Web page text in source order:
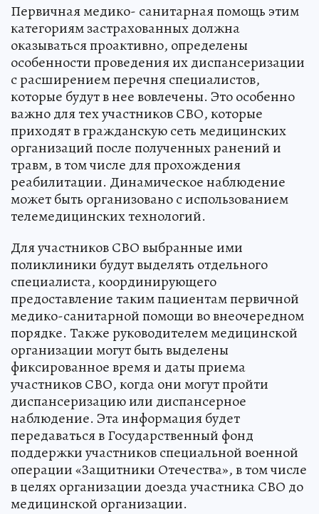
Первичная медико- санитарная помощь этим
категориям застрахованных должна
оказываться проактивно, определены
особенности проведения их диспансеризации
с расширением перечня специалистов,
которые будут в нее вовлечены. Это особенно
важно для тех участников СВО, которые
приходят в гражданскую сеть медицинских
организаций после полученных ранений и
травм, в том числе для прохождения
реабилитации. Динамическое наблюдение
может быть организовано с использованием
телемедицинских технологий.
Для участников СВО выбранные ими
поликлиники будут выделять отдельного
специалиста, координирующего
предоставление таким пациентам первичной
медико-санитарной помощи во внеочередном
порядке. Также руководителем медицинской
организации могут быть выделены
фиксированное время и даты приема
участников СВО, когда они могут пройти
диспансеризацию или диспансерное
наблюдение. Эта информация будет
передаваться в Государственный фонд
поддержки участников специальной военной
операции «Защитники Отечества», в том числе
в целях организации доезда участника СВО до
медицинской организации.